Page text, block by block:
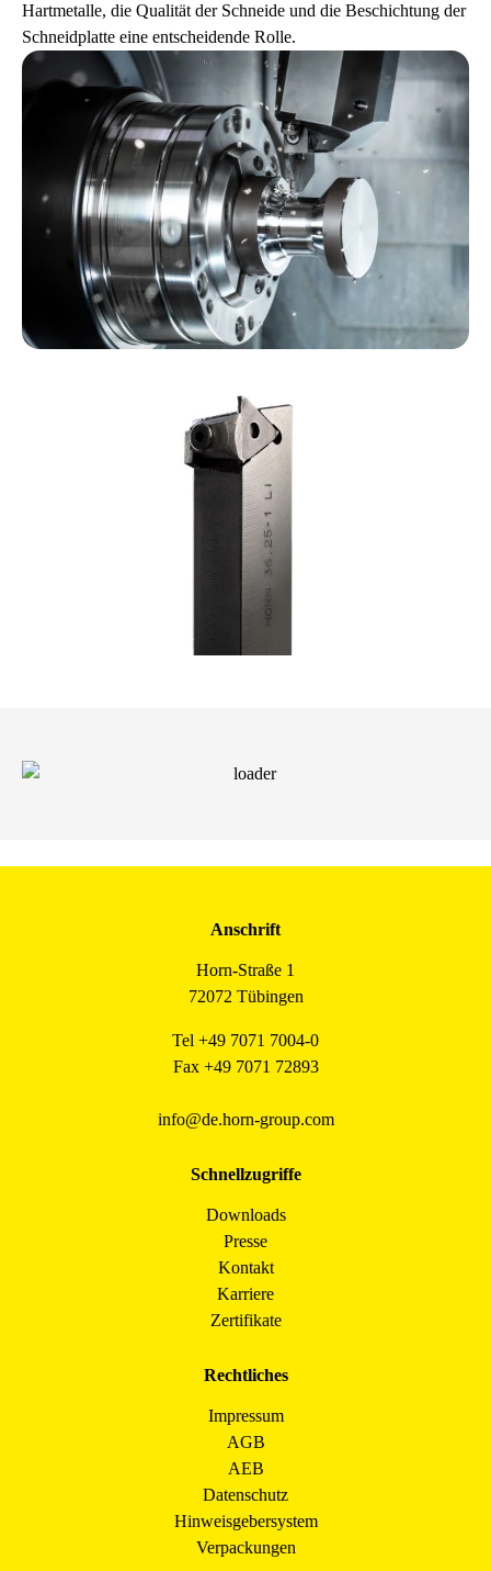
Hartmetalle, die Qualität der Schneide und die Beschichtung der
Schneidplatte eine entscheidende Rolle.
Anschrift
Horn-Straße 1
72072 Tübingen
Tel +49 7071 7004-0
Fax +49 7071 72893
info@de.horn-group.com
Schnellzugriffe
Downloads
Presse
Kontakt
Karriere
Zertifikate
Rechtliches
Impressum
AGB
AEB
Datenschutz
Hinweisgebersystem
Verpackungen